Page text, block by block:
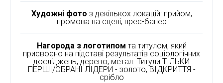
Художні фото з декількох локацій: прийом,
промова на сцені, прес-банер
Нагорода з логотипом та титулом, який
присвоєно на підставі результатів соціологічних
досліджень, дерево, метал. Титули ТІЛЬКИ
ПЕРШІ/ОБРАНІ ЛІДЕРИ - золото, ВІДКРИТТЯ -
срібло